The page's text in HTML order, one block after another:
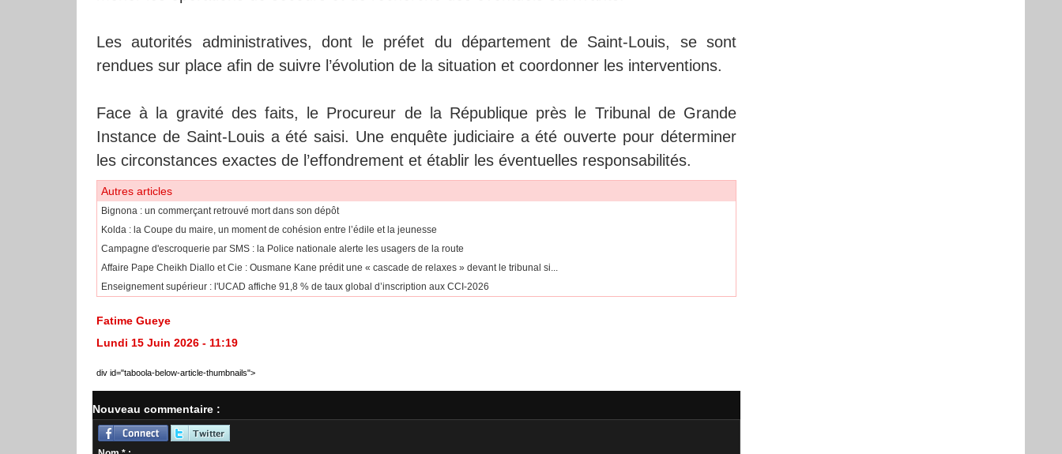
Les autorités administratives, dont le préfet du département de Saint-Louis, se sont
rendues sur place afin de suivre l’évolution de la situation et coordonner les interventions.
Face à la gravité des faits, le Procureur de la République près le Tribunal de Grande
Instance de Saint-Louis a été saisi. Une enquête judiciaire a été ouverte pour déterminer
les circonstances exactes de l’effondrement et établir les éventuelles responsabilités.
Autres articles
Bignona : un commerçant retrouvé mort dans son dépôt
Kolda : la Coupe du maire, un moment de cohésion entre l’édile et la jeunesse
Campagne d'escroquerie par SMS : la Police nationale alerte les usagers de la route
Affaire Pape Cheikh Diallo et Cie : Ousmane Kane prédit une « cascade de relaxes » devant le tribunal si...
Enseignement supérieur : l'UCAD affiche 91,8 % de taux global d’inscription aux CCI-2026
Fatime Gueye
Lundi 15 Juin 2026 - 11:19
div id="taboola-below-article-thumbnails">
Nouveau commentaire :